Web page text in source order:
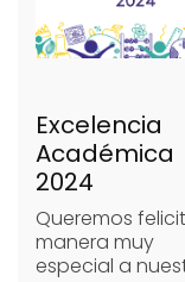
Excelencia
Académica
2024
Queremos
manera muy
especial a